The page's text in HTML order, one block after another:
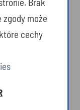
może
cechy